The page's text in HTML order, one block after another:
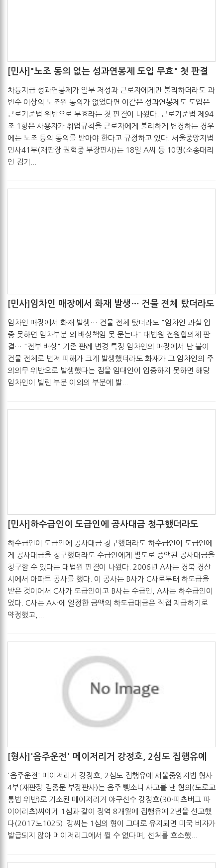
[민사]"노조 동의 없는 성과연봉제 도입 무효" 첫 판결
차등지급 성과연봉제가 일부 저성과 근로자에게만 불리하더라도 과
반수 이상의 노조원 동의가 없었다면 이같은 성과연봉제도 도입은
근로기준법 위반으로 무효라는 첫 판결이 나왔다. 근로기준법 제94
조 1항은 사용자가 취업규칙을 근로자에게 불리하게 변경하는 경우
에는 노조 등의 동의를 받아야 한다고 규정하고 있다. 서울중앙지법
민사41부(재판장 권혁중 부장판사)는 18일 A씨 등 10명(소송대리
인 김기...
[민사]임차인 매장에서 화재 발생… 건물 전체 탔더라도
임차인 매장에서 화재 발생… 건물 전체 탔더라도 "임차인 과실 입
증 못하면 임차부분 외 배상책임 못 묻는다" 대법원 전원합의체 판
결… "전부 배상" 기존 판례 변경 특정 임차인의 매장에서 난 불이
건물 전체로 번져 피해가 크게 발생했더라도 화재가 그 임차인의 주
의의무 위반으로 발생했다는 점을 임대인이 입증하지 못하면 해당
임차인이 빌린 부분 이외의 부분에 발...
[민사]하수급인이 도급인에 공사대금 청구했더라도
하수급인이 도급인에 공사대금 청구했더라도 하수급인이 도급인에
게 공사대금을 청구했더라도 수급인에게 별도로 증액된 공사대금을
청구할 수 있다는 대법원 판결이 나왔다. 2006년 A사는 경북 경산
시에서 아파트 공사를 했다. 이 공사는 B사가 C사로부터 하도급을
받은 것이어서 C사가 도급인이고 B사는 수급인, A사는 하수급인이
었다. C사는 A사에 일정한 금액의 하도급대금은 직접 지급하기로
약정했고,...
[형사]'음주운전' 메이저리거 강정호, 2심도 집행유예
'음주운전' 메이저리거 강정호, 2심도 집행유예 서울중앙지법 형사
4부(재판장 김종문 부장판사)는 음주 뺑소니 사고를 낸 혐의(도로교
통법 위반)로 기소된 메이저리거 야구선수 강정호(30·피츠버그 파
이어리츠)씨에게 1심과 같이 징역 8개월에 집행유예 2년을 선고했
다(2017노1025). 강씨는 1심의 형이 그대로 유지되면 미국 비자가
발급되지 않아 메이저리그에서 뛸 수 없다며, 선처를 호소했...